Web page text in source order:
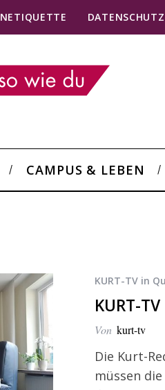
NETIQUETTE DATENSCHUTZ
CAMPUS & LEBEN
KURT-TV in
KURT-
Von kurt-tv
Die Kurt-
müssen